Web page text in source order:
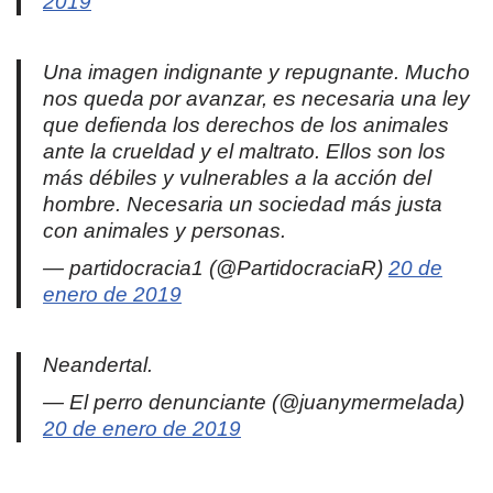
Una imagen indignante y repugnante. Mucho
nos queda por avanzar, es necesaria una ley
que defienda los derechos de los animales
ante la crueldad y el maltrato. Ellos son los
más débiles y vulnerables a la acción del
hombre. Necesaria un sociedad más justa
con animales y personas.
— partidocracia1 (@PartidocraciaR) 20 de
enero de 2019
Neandertal.
— El perro denunciante (@juanymermelada)
20 de enero de 2019